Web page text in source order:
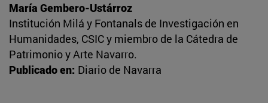
María Gembero-Ustárroz
Institución Milá y Fontanals de Investigación en
Humanidades, CSIC y miembro de la Cátedra de
Patrimonio y Arte Navarro.
Publicado en: Diario de Navarra